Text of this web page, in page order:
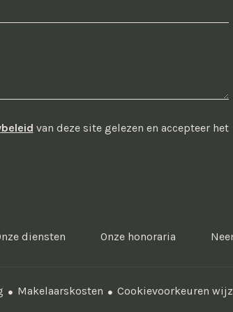
van deze site gelezen en accepteer het
diensten Onze honoraria
Makelaarskosten Cookievoorkeuren